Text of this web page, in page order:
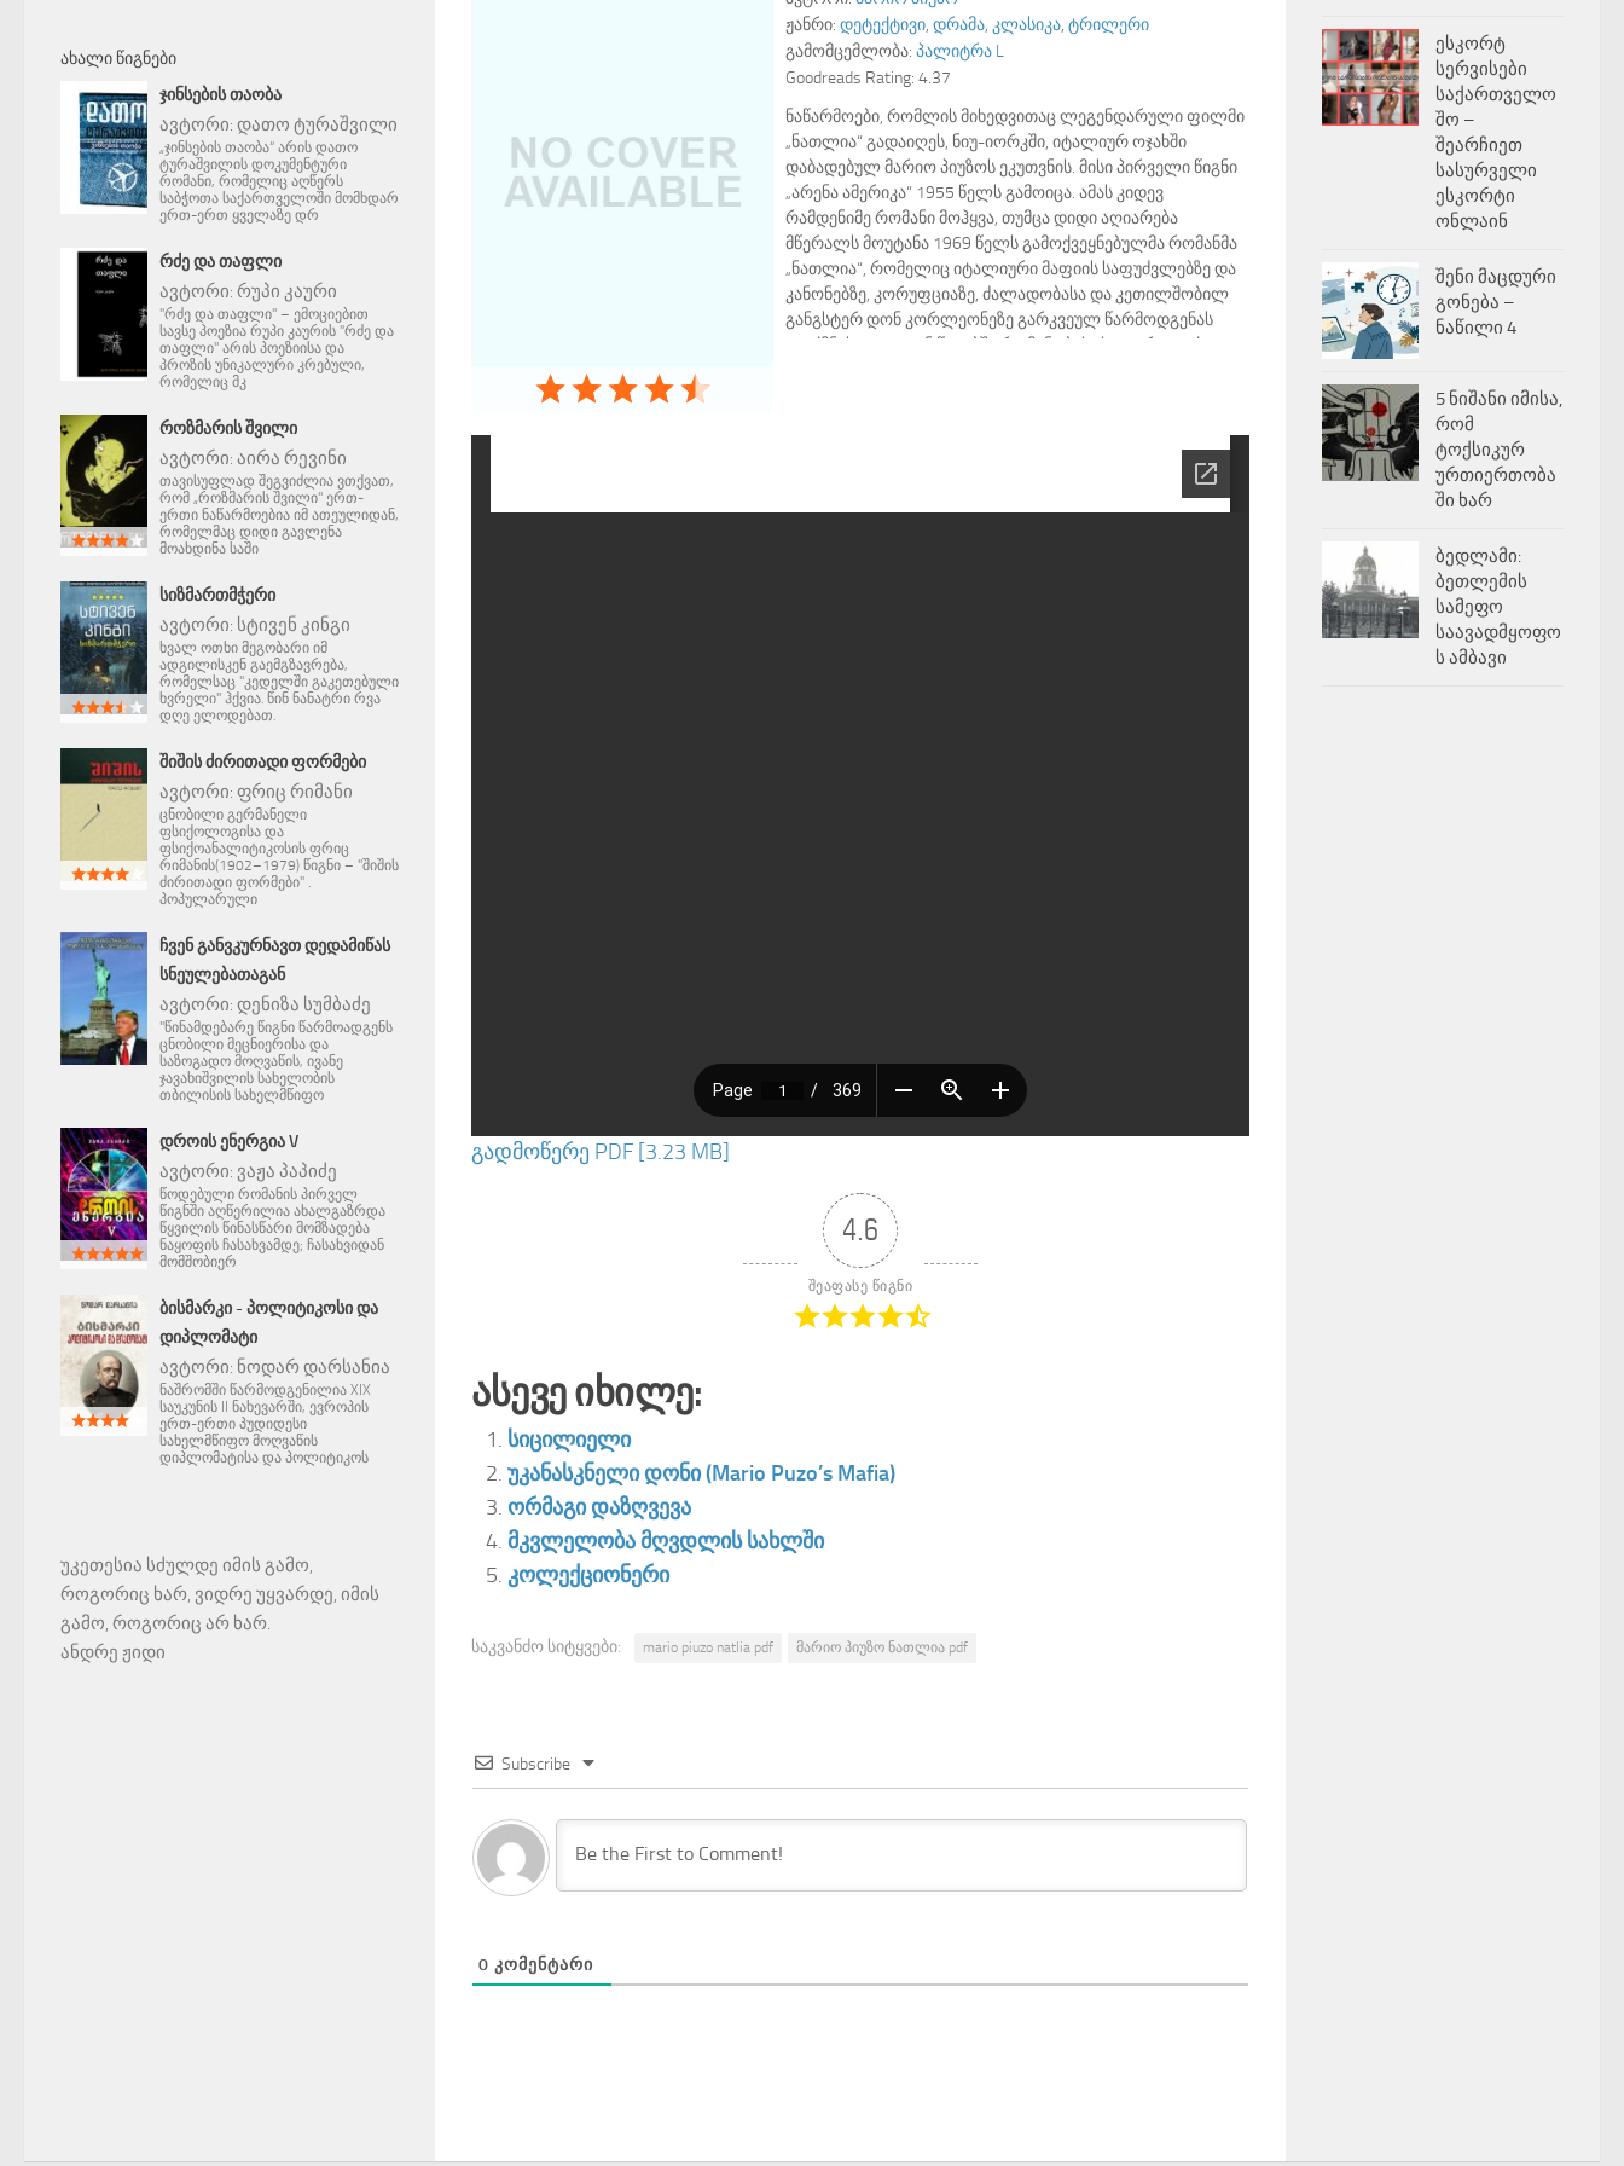
ჟანრი: დეტექტივი, დრამა, კლასიკა, ტრილერი
გამომცემლობა: პალიტრა L
Goodreads Rating: 4.37
ნაწარმოები, რომლის მიხედვითაც ლეგენდარული ფილმი
„ნათლია“ გადაიღეს, ნიუ-იორკში, იტალიურ ოჯახში
დაბადებულ მარიო პიუზოს ეკუთვნის. მისი პირველი წიგნი
„არენა ამერიკა“ 1955 წელს გამოიცა. ამას კიდევ
რამდენიმე რომანი მოჰყვა, თუმცა დიდი აღიარება
მწერალს მოუტანა 1969 წელს გამოქვეყნებულმა რომანმა
„ნათლია“, რომელიც იტალიური მაფიის საფუძვლებზე და
კანონებზე, კორუფციაზე, ძალადობასა და კეთილშობილ
განგსტერ დონ კორლეონეზე გარკვეულ წარმოდგენას
გვიქმნის. 1970-იან წლებში რომანი ბესტსელერად იქცა,
გადმოწერე PDF [3.23 MB]
4.6
შეაფასე წიგნი
Ასევე Იხილე:
სიცილიელი
უკანასკნელი დონი (Mario Puzo’s Mafia)
ორმაგი დაზღვევა
მკვლელობა მღვდლის სახლში
კოლექციონერი
საკვანძო სიტყვები: mario piuzo natlia pdf მარიო პიუზო ნათლია pdf
Subscribe
0 ᲙᲝᲛᲔᲜᲢᲐᲠᲘ
ᲐᲮᲐᲚᲘ ᲬᲘᲒᲜᲔᲑᲘ
ᲯᲘᲜᲡᲔᲑᲘᲡ ᲗᲐᲝᲑᲐ
ავტორი: დათო ტურაშვილი
„ჯინსების თაობა“ არის დათო
ტურაშვილის დოკუმენტური
რომანი, რომელიც აღწერს
საბჭოთა საქართველოში მომხდარ
ერთ-ერთ ყველაზე დრ
ᲠᲫᲔ ᲓᲐ ᲗᲐᲤᲚᲘ
ავტორი: რუპი კაური
"რძე და თაფლი" – ემოციებით
სავსე პოეზია რუპი კაურის "რძე და
თაფლი" არის პოეზიისა და
პროზის უნიკალური კრებული,
რომელიც მკ
ᲠᲝᲖᲛᲐᲠᲘᲡ ᲨᲕᲘᲚᲘ
ავტორი: აირა რევინი
თავისუფლად შეგვიძლია ვთქვათ,
რომ „როზმარის შვილი" ერთ-
ერთი ნაწარმოებია იმ ათეულიდან,
რომელმაც დიდი გავლენა
მოახდინა საში
ᲡᲘᲖᲛᲐᲠᲗᲛᲭᲔᲠᲘ
ავტორი: სტივენ კინგი
ხვალ ოთხი მეგობარი იმ
ადგილისკენ გაემგზავრება,
რომელსაც "კედელში გაკეთებული
ხვრელი" ჰქვია. წინ ნანატრი რვა
დღე ელოდებათ.
ᲨᲘᲨᲘᲡ ᲫᲘᲠᲘᲗᲐᲓᲘ ᲤᲝᲠᲛᲔᲑᲘ
ავტორი: ფრიც რიმანი
ცნობილი გერმანელი
ფსიქოლოგისა და
ფსიქოანალიტიკოსის ფრიც
რიმანის(1902–1979) წიგნი – "შიშის
ძირითადი ფორმები" .
პოპულარული
ᲩᲕᲔᲜ ᲒᲐᲜᲕᲙᲣᲠᲜᲐᲕᲗ ᲓᲔᲓᲐᲛᲘᲬᲐᲡ
ᲡᲜᲔᲣᲚᲔᲑᲐᲗᲐᲒᲐᲜ
ავტორი: დენიზა სუმბაძე
"წინამდებარე წიგნი წარმოადგენს
ცნობილი მეცნიერისა და
საზოგადო მოღვაწის, ივანე
ჯავახიშვილის სახელობის
თბილისის სახელმწიფო
ᲓᲠᲝᲘᲡ ᲔᲜᲔᲠᲒᲘᲐ V
ავტორი: ვაჟა პაპიძე
წოდებული რომანის პირველ
წიგნში აღწერილია ახალგაზრდა
წყვილის წინასწარი მომზადება
ნაყოფის ჩასახვამდე; ჩასახვიდან
მომშობიერ
ᲑᲘᲡᲛᲐᲠᲙᲘ - ᲞᲝᲚᲘᲢᲘᲙᲝᲡᲘ ᲓᲐ
ᲓᲘᲞᲚᲝᲛᲐᲢᲘ
ავტორი: ნოდარ დარსანია
ნაშრომში წარმოდგენილია XIX
საუკუნის II ნახევარში, ევროპის
ერთ-ერთი პუდიდესი
სახელმწიფო მოღვაწის
დიპლომატისა და პოლიტიკოს
უკეთესია სძულდე იმის გამო,
როგორიც ხარ, ვიდრე უყვარდე, იმის
გამო, როგორიც არ ხარ.
ანდრე ჟიდი
ესკორტ
სერვისები
საქართველო
შო –
შეარჩიეთ
სასურველი
ესკორტი
ონლაინ
შენი მაცდური
გონება –
ნაწილი 4
5 ნიშანი იმისა,
რომ
ტოქსიკურ
ურთიერთობა
ში ხარ
ბედლამი:
ბეთლემის
სამეფო
საავადმყოფო
ს ამბავი